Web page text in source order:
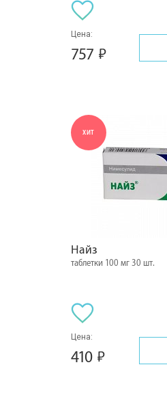
Цена:
757
ХИТ
Найз
таблетки 100 мг 30 шт.
Цена:
410